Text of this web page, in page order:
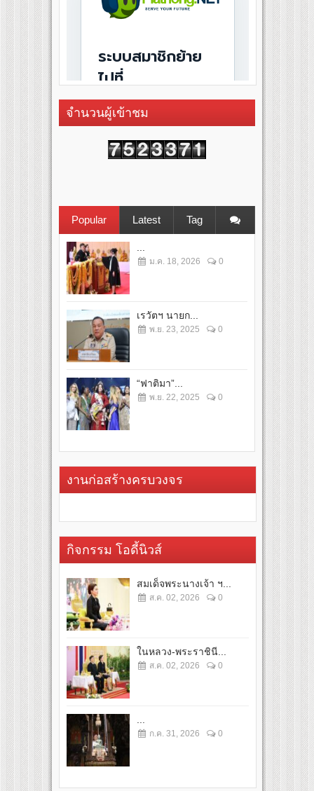
จำนวนผู้เข้าชม
Popular Latest Tag
ม.ค. 18, 2026 0
เรวัตฯ นายก...
พ.ย. 23, 2025 0
“ฟาติมา”...
พ.ย. 22, 2025 0
งานก่อสร้างครบวงจร
กิจกรรม โอดี้นิวส์
สมเด็จพระนางเจ้า ฯ...
ส.ค. 02, 2026 0
ในหลวง-พระราชินี...
ส.ค. 02, 2026 0
ก.ค. 31, 2026 0